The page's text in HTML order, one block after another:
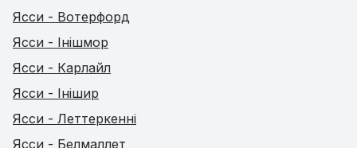
Ясси - Вотерфорд
Ясси - Інішмор
Ясси - Карлайл
Ясси - Інішир
Ясси - Леттеркенні
Ясси - Белмаллет